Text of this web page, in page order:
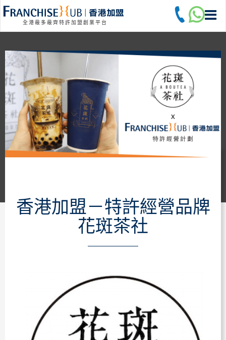
全港最多最齊特許加盟創業平台
香港加盟－特許經營品牌
花斑茶社